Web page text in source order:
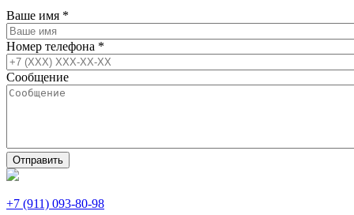
Ваше имя *
Номер телефона *
Сообщение
+7 (911) 093-80-98